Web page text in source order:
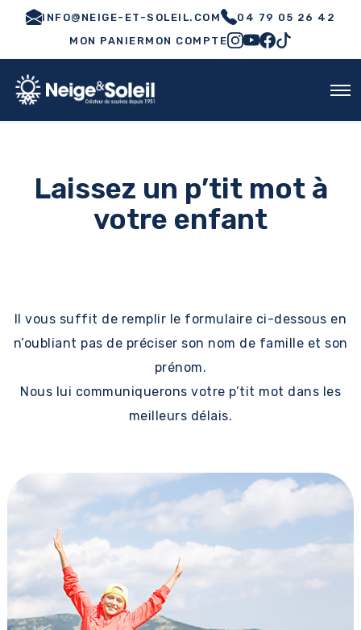
INFO@NEIGE-ET-SOLEIL.COM
04 79 05 26 42
MON PANIERMON COMPTE
Laissez un p’tit mot à
votre enfant
Il vous suffit de remplir le formulaire ci-dessous en
n’oubliant pas de préciser son nom de famille et son
prénom.
Nous lui communiquerons votre p’tit mot dans les
meilleurs délais.